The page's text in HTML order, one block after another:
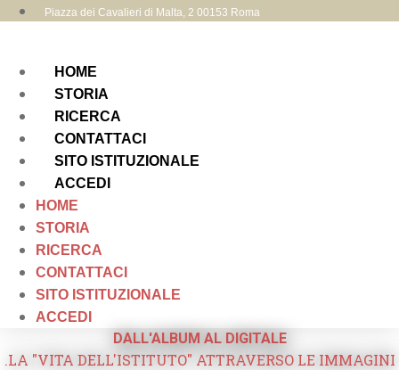
Piazza dei Cavalieri di Malta, 2 00153 Roma
HOME
STORIA
RICERCA
CONTATTACI
SITO ISTITUZIONALE
ACCEDI
HOME
STORIA
RICERCA
CONTATTACI
SITO ISTITUZIONALE
ACCEDI
DALL'ALBUM AL DIGITALE
.LA "VITA DELL'ISTITUTO" ATTRAVERSO LE IMMAGINI